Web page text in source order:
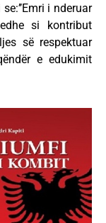
i nderuar
si kontribut
së respektuar
e edukimit